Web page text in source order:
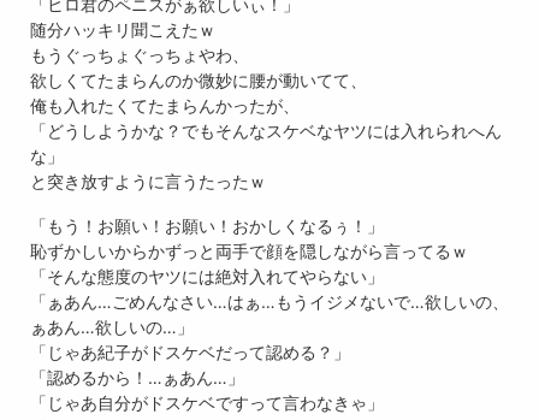
「ヒロ君のペニスがぁ欲しいぃ！」
随分ハッキリ聞こえたｗ
もうぐっちょぐっちょやわ、
欲しくてたまらんのか微妙に腰が動いてて、
俺も入れたくてたまらんかったが、
「どうしようかな？でもそんなスケベなヤツには入れられへん
な」
と突き放すように言うたったｗ
「もう！お願い！お願い！おかしくなるぅ！」
恥ずかしいからかずっと両手で顔を隠しながら言ってるｗ
「そんな態度のヤツには絶対入れてやらない」
「ぁあん…ごめんなさい…はぁ…もうイジメないで…欲しいの、
ぁあん…欲しいの…」
「じゃあ紀子がドスケベだって認める？」
「認めるから！…ぁあん…」
「じゃあ自分がドスケベですって言わなきゃ」